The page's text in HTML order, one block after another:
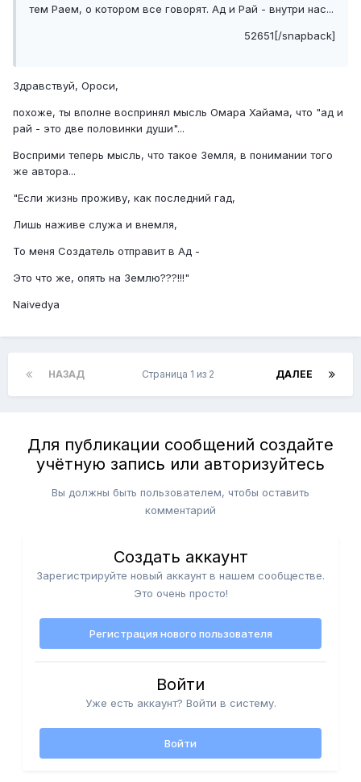
тем Раем, о котором все говорят. Ад и Рай - внутри нас...
52651[/snapback]
Здравствуй, Ороси,
похоже, ты вполне воспринял мысль Омара Хайама, что "ад и
рай - это две половинки души"...
Восприми теперь мысль, что такое Земля, в понимании того
же автора...
"Если жизнь проживу, как последний гад,
Лишь наживе служа и внемля,
То меня Создатель отправит в Ад -
Это что же, опять на Землю???!!!"
Naivedya
НАЗАД ДАЛЕЕ
Страница 1 из 2
Для публикации сообщений создайте
учётную запись или авторизуйтесь
Вы должны быть пользователем, чтобы оставить
комментарий
Создать аккаунт
Зарегистрируйте новый аккаунт в нашем сообществе.
Это очень просто!
Регистрация нового пользователя
Войти
Уже есть аккаунт? Войти в систему.
Войти